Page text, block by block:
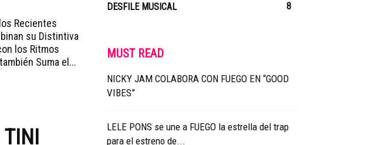
Recientes
su Distintiva
los Ritmos
Suma el...
DESFILE MUSICAL
8
MUST READ
NICKY JAM COLABORA CON FUEGO EN “GOOD
VIBES”
LELE PONS se une a FUEGO la estrella del trap
para el estreno de...